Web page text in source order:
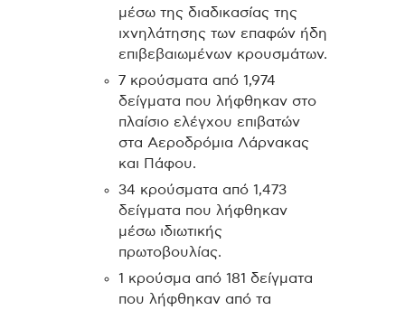
μέσω της διαδικασίας της
ιχνηλάτησης των επαφών ήδη
επιβεβαιωμένων κρουσμάτων.
7 κρούσματα από 1,974
δείγματα που λήφθηκαν στο
πλαίσιο ελέγχου επιβατών
στα Αεροδρόμια Λάρνακας
και Πάφου.
34 κρούσματα από 1,473
δείγματα που λήφθηκαν
μέσω ιδιωτικής
πρωτοβουλίας.
1 κρούσμα από 181 δείγματα
που λήφθηκαν από τα